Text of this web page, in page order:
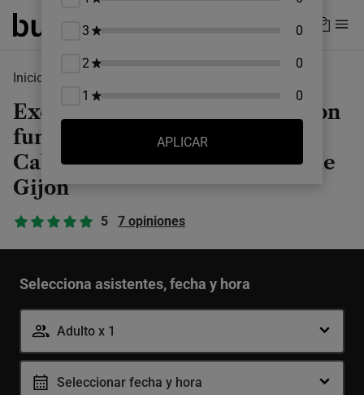
Skip
Inicio
Excursión a Picos de Europa con
funicular a Bulnes y cueva
Cabrales con degustación desde
Gijón
5 7 opiniones
Selecciona asistentes, fecha y hora
Adulto x 1
Seleccionar fecha y hora
3 0
2 0
1 0